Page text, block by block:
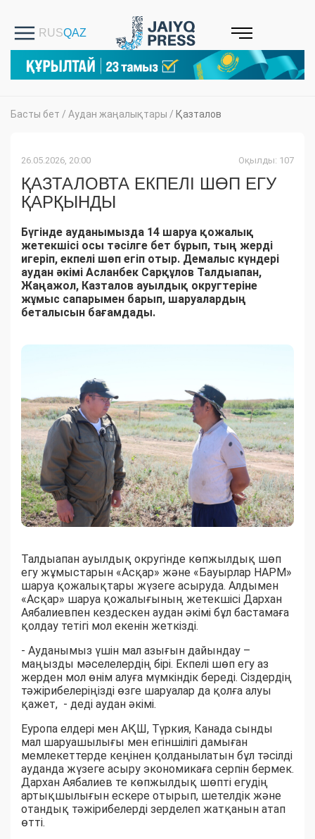
Басты бет / Аудан жаңалықтары / Қазталов
26.05.2026, 20:00 Оқылды: 107
ҚАЗТАЛОВТА ЕКПЕЛІ ШӨП ЕГУ
ҚАРҚЫНДЫ
Бүгінде ауданымызда 14 шаруа қожалық
жетекшісі осы тәсілге бет бұрып, тың жерді
игеріп, екпелі шөп егіп отыр. Демалыс күндері
аудан әкімі Асланбек Сарқұлов Талдыапан,
Жаңажол, Казталов ауылдық округтеріне
жұмыс сапарымен барып, шаруалардың
беталысын бағамдады.
Талдыапан ауылдық округінде көпжылдық шөп
егу жұмыстарын «Асқар» және «Бауырлар НАРМ»
шаруа қожалықтары жүзеге асыруда. Алдымен
«Асқар» шаруа қожалығының жетекшісі Дархан
Аябалиевпен кездескен аудан әкімі бұл бастамаға
қолдау тетігі мол екенін жеткізді.
- Ауданымыз үшін мал азығын дайындау –
маңызды мәселелердің бірі. Екпелі шөп егу аз
жерден мол өнім алуға мүмкіндік береді. Сіздердің
тәжірибелеріңізді өзге шаруалар да қолға алуы
қажет, - деді аудан әкімі.
Еуропа елдері мен АҚШ, Түркия, Канада сынды
мал шаруашылығы мен егіншілігі дамыған
мемлекеттерде кеңінен қолданылатын бұл тәсілді
ауданда жүзеге асыру экономикаға серпін бермек.
Дархан Аябалиев те көпжылдық шөпті егудің
артықшылығын ескере отырып, шетелдік және
отандық тәжірибелерді зерделеп жатқанын атап
өтті.